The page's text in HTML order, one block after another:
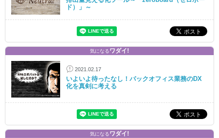
ド）」～
気になるワダイ!
2021.02.17
いよいよ待ったなし！バックオフィス業務のDX
化を真剣に考える
気になるワダイ!